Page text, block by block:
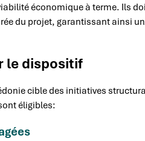
économique à terme. Ils
du projet, garantissant ainsi
le dispositif
cible des initiatives
éligibles: